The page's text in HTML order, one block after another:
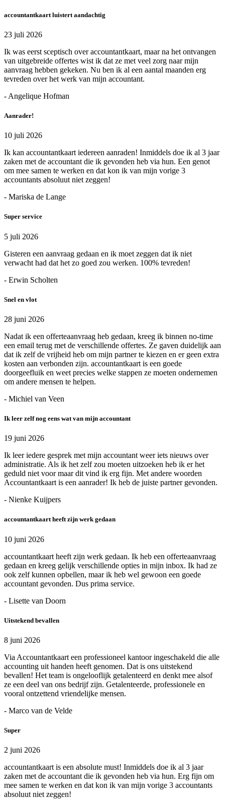
accountantkaart luistert aandachtig
23 juli 2026
Ik was eerst sceptisch over accountantkaart, maar na het ontvangen
van uitgebreide offertes wist ik dat ze met veel zorg naar mijn
aanvraag hebben gekeken. Nu ben ik al een aantal maanden erg
tevreden over het werk van mijn accountant.
- Angelique Hofman
Aanrader!
10 juli 2026
Ik kan accountantkaart iedereen aanraden! Inmiddels doe ik al 3 jaar
zaken met de accountant die ik gevonden heb via hun. Een genot
om mee samen te werken en dat kon ik van mijn vorige 3
accountants absoluut niet zeggen!
- Mariska de Lange
Super service
5 juli 2026
Gisteren een aanvraag gedaan en ik moet zeggen dat ik niet
verwacht had dat het zo goed zou werken. 100% tevreden!
- Erwin Scholten
Snel en vlot
28 juni 2026
Nadat ik een offerteaanvraag heb gedaan, kreeg ik binnen no-time
een email terug met de verschillende offertes. Ze gaven duidelijk aan
dat ik zelf de vrijheid heb om mijn partner te kiezen en er geen extra
kosten aan verbonden zijn. accountantkaart is een goede
doorgeefluik en weet precies welke stappen ze moeten ondernemen
om andere mensen te helpen.
- Michiel van Veen
Ik leer zelf nog eens wat van mijn accountant
19 juni 2026
Ik leer iedere gesprek met mijn accountant weer iets nieuws over
administratie. Als ik het zelf zou moeten uitzoeken heb ik er het
geduld niet voor maar dit vind ik erg fijn. Met andere woorden
Accountantkaart is een aanrader! Ik heb de juiste partner gevonden.
- Nienke Kuijpers
accountantkaart heeft zijn werk gedaan
10 juni 2026
accountantkaart heeft zijn werk gedaan. Ik heb een offerteaanvraag
gedaan en kreeg gelijk verschillende opties in mijn inbox. Ik had ze
ook zelf kunnen opbellen, maar ik heb wel gewoon een goede
accountant gevonden. Dus prima service.
- Lisette van Doorn
Uitstekend bevallen
8 juni 2026
Via Accountantkaart een professioneel kantoor ingeschakeld die alle
accounting uit handen heeft genomen. Dat is ons uitstekend
bevallen! Het team is ongelooflijk getalenteerd en denkt mee alsof
ze een deel van ons bedrijf zijn. Getalenteerde, professionele en
vooral ontzettend vriendelijke mensen.
- Marco van de Velde
Super
2 juni 2026
accountantkaart is een absolute must! Inmiddels doe ik al 3 jaar
zaken met de accountant die ik gevonden heb via hun. Erg fijn om
mee samen te werken en dat kon ik van mijn vorige 3 accountants
absoluut niet zeggen!